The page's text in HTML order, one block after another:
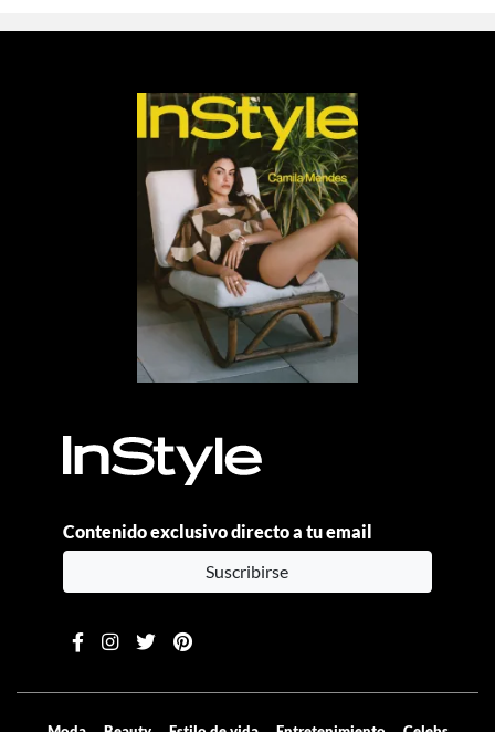
Contenido exclusivo directo a tu email
Suscribirse